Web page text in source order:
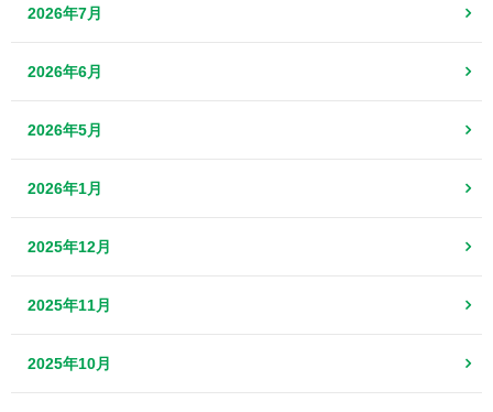
2026年7月
2026年6月
2026年5月
2026年1月
2025年12月
2025年11月
2025年10月